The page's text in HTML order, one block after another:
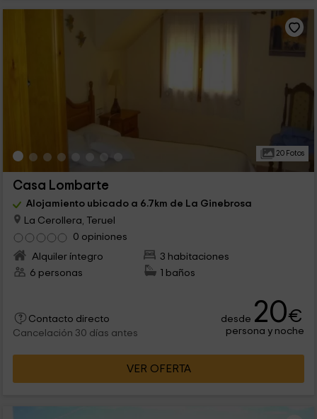
20 Fotos
Casa Lombarte
Alojamiento ubicado a 6.7km de La Ginebrosa
La Cerollera, Teruel
0 opiniones
Alquiler íntegro
3 habitaciones
6 personas
1 baños
Contacto directo
Cancelación 30 días antes
desde 20€
persona y noche
VER OFERTA